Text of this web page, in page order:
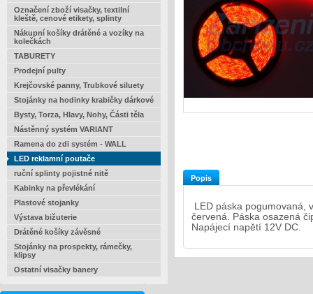
Označení zboží visačky, textilní
kleště, cenové etikety, splinty
Nákupní košíky drátěné a vozíky na
kolečkách
TABURETY
Prodejní pulty
Krejčovské panny, Trubkové siluety
Stojánky na hodinky krabičky dárkové
Bysty, Torza, Hlavy, Nohy, Části těla
Nástěnný systém VARIANT
Ramena do zdi systém - WALL
LED reklamní poutače
ruční splinty pojistné nitě
Kabinky na převlékání
Plastové stojanky
Výstava bižuterie
Drátěné košíky závěsné
Stojánky na prospekty, rámečky,
klipsy
Ostatní visačky banery
Popis
LED páska pogumovaná,
červená. Páska osazená
Napájecí napětí 12V DC.